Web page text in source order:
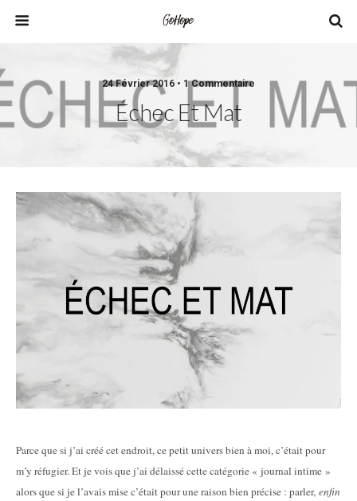
24 Février 2016 • 1 Commentaire
Échec Et Mat
Parce que si j’ai créé cet endroit, ce petit univers bien à moi, c’était pour
m’y réfugier. Et je vois que j’ai délaissé cette catégorie « journal intime »
alors que si je l’avais mise c’était pour une raison bien précise : parler, enfin